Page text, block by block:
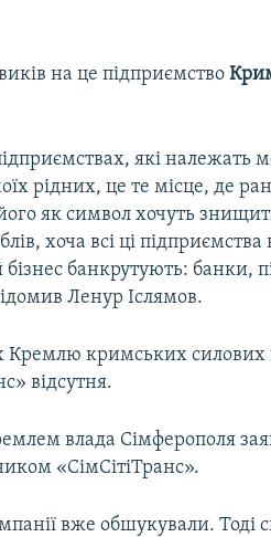
на це підприємство
які належать
рідних, це те місце, де
як символ хочуть
хоча всі ці підприємства
банкрутують: банки,
Ленур Іслямов.
Кремлю кримських силових
відсутня.
влада Сімферополя
«СімСітіТранс».
вже обшукували. Тоді